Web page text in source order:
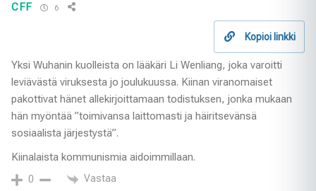
CFF 6
Kopioi linkki
Yksi Wuhanin kuolleista on lääkäri Li Wenliang, joka varoitti
leviävästä viruksesta jo joulukuussa. Kiinan viranomaiset
pakottivat hänet allekirjoittamaan todistuksen, jonka mukaan
hän myöntää ”toimivansa laittomasti ja häiritsevänsä
sosiaalista järjestystä”.
Kiinalaista kommunismia aidoimmillaan.
0 Vastaa